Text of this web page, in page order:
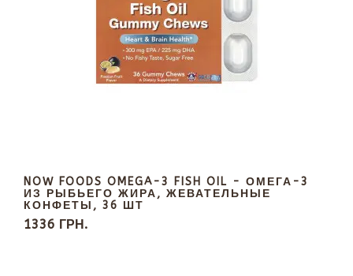
NOW FOODS OMEGA-3 FISH OIL - ОМЕГА-3
ИЗ РЫБЬЕГО ЖИРА, ЖЕВАТЕЛЬНЫЕ
КОНФЕТЫ, 36 ШТ
1336 ГРН.